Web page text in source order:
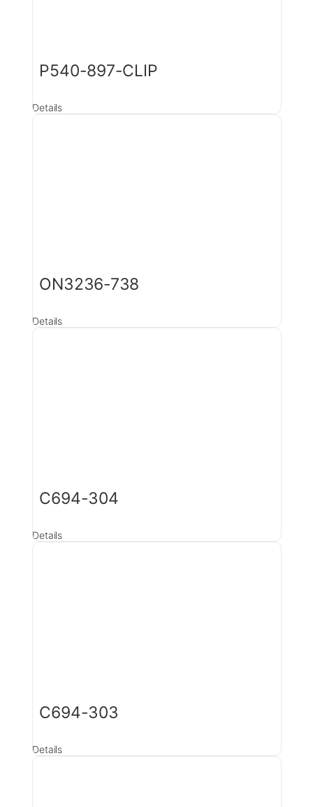
P540-897-CLIP
Details
ON3236-738
Details
C694-304
Details
C694-303
Details